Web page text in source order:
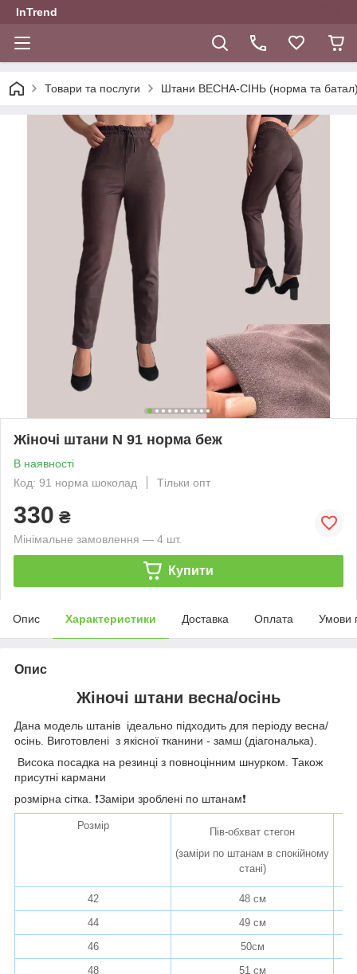
InTrend
Товари та послуги Штани ВЕСНА-СІНЬ (норма та
Жіночі штани N 91 норма беж
В наявності
Код: 91 норма шоколад
Тільки опт
330 ₴
Мінімальне замовлення — 4 шт.
Купити
Опис Характеристики Доставка Оплата Умови
Опис
Жіночі штани весна/осінь
Дана модель штанів ідеально підходить для періоду весна/
осінь. Виготовлені з якісної тканини - замш (діагональка).
Висока посадка на резинці з повноцінним шнурком. Також
присутні кармани
розмірна сітка. ❗️Заміри зроблені по штанам❗️
Розмір
Пів-обхват стегон
(заміри по штанам в спокійному
стані)
42
48 см
44
49 см
46
50см
48
51 см